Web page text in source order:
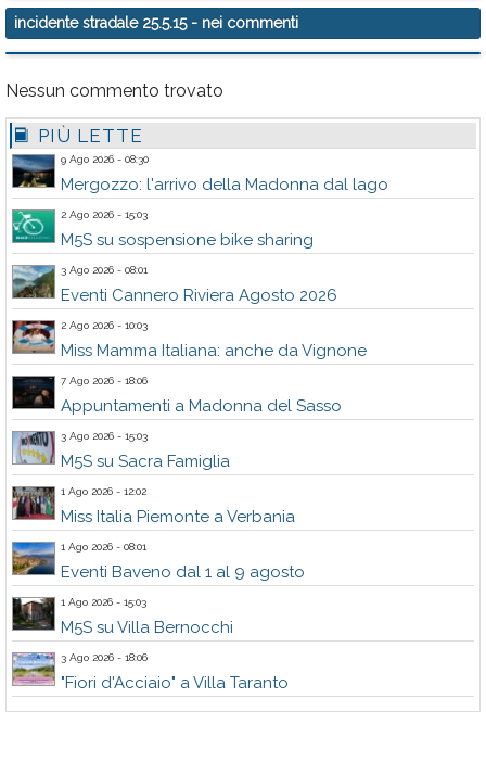
incidente stradale 25.5.15- nei commenti
Nessun commento trovato
PIÙ LETTE
9 Ago 2026 - 08:30
Mergozzo: l'arrivo della Madonna dal lago
2 Ago 2026 - 15:03
M5S su sospensione bike sharing
3 Ago 2026 - 08:01
Eventi Cannero Riviera Agosto 2026
2 Ago 2026 - 10:03
Miss Mamma Italiana: anche da Vignone
7 Ago 2026 - 18:06
Appuntamenti a Madonna del Sasso
3 Ago 2026 - 15:03
M5S su Sacra Famiglia
1 Ago 2026 - 12:02
Miss Italia Piemonte a Verbania
1 Ago 2026 - 08:01
Eventi Baveno dal 1 al 9 agosto
1 Ago 2026 - 15:03
M5S su Villa Bernocchi
3 Ago 2026 - 18:06
"Fiori d'Acciaio" a Villa Taranto